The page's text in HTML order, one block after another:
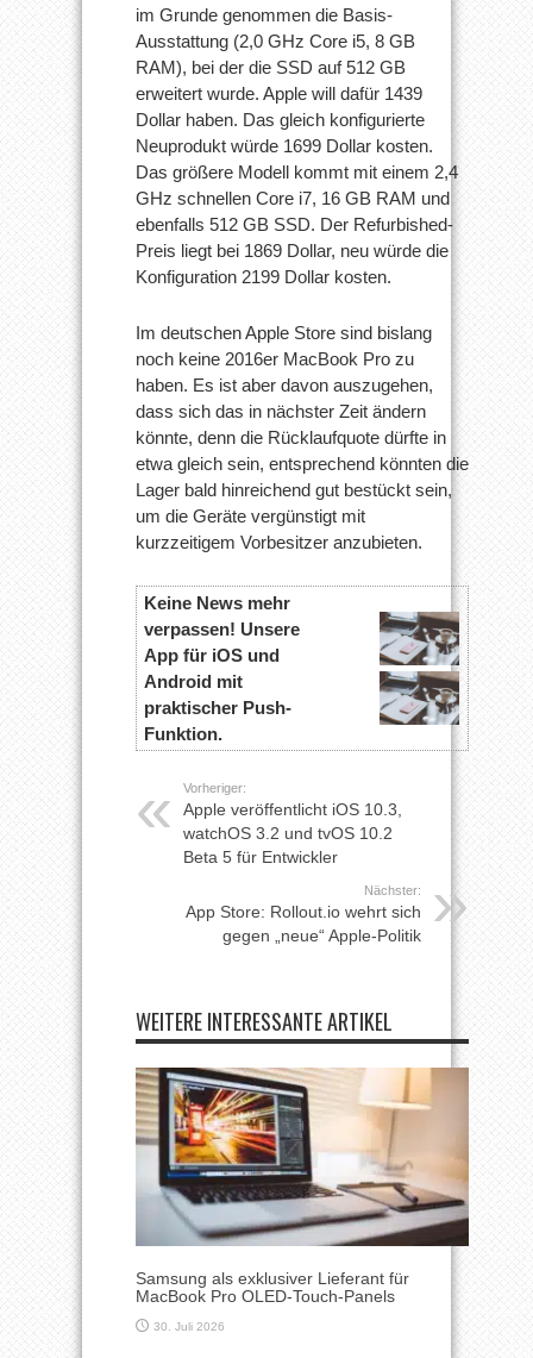
im Grunde genommen die Basis-
Ausstattung (2,0 GHz Core i5, 8 GB
RAM), bei der die SSD auf 512 GB
erweitert wurde. Apple will dafür 1439
Dollar haben. Das gleich konfigurierte
Neuprodukt würde 1699 Dollar kosten.
Das größere Modell kommt mit einem 2,4
GHz schnellen Core i7, 16 GB RAM und
ebenfalls 512 GB SSD. Der Refurbished-
Preis liegt bei 1869 Dollar, neu würde die
Konfiguration 2199 Dollar kosten.
Im deutschen Apple Store sind bislang
noch keine 2016er MacBook Pro zu
haben. Es ist aber davon auszugehen,
dass sich das in nächster Zeit ändern
könnte, denn die Rücklaufquote dürfte in
etwa gleich sein, entsprechend könnten die
Lager bald hinreichend gut bestückt sein,
um die Geräte vergünstigt mit
kurzzeitigem Vorbesitzer anzubieten.
Keine News mehr
verpassen! Unsere
App für iOS und
Android mit
praktischer Push-
Funktion.
Vorheriger:
Apple veröffentlicht iOS 10.3,
watchOS 3.2 und tvOS 10.2
Beta 5 für Entwickler
Nächster:
App Store: Rollout.io wehrt sich
gegen „neue“ Apple-Politik
WEITERE INTERESSANTE ARTIKEL
Samsung als exklusiver Lieferant für
MacBook Pro OLED-Touch-Panels
30. Juli 2026